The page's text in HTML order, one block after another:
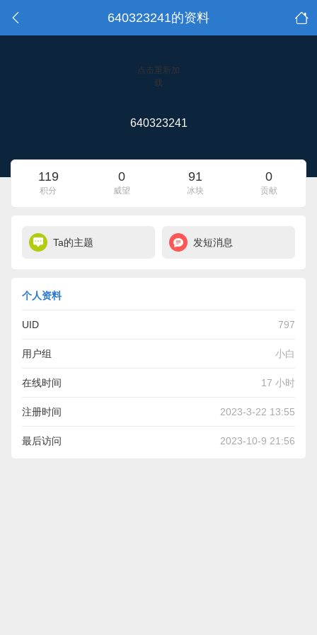
640323241的资料
点击重新加
载
640323241
119
积分
0
威望
91
冰块
0
贡献
Ta的主题 发短消息
个人资料
UID 797
用户组 小白
在线时间 17 小时
注册时间 2023-3-22 13:55
最后访问 2023-10-9 21:56